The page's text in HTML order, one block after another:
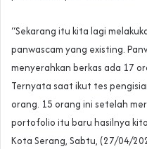
“Sekarang itu kita lagi
panwascam yang existing.
menyerahkan berkas ada 17
Ternyata saat ikut tes
orang. 15 orang ini setelah
portofolio itu baru hasilnya
Kota Serang, Sabtu, (27/04/